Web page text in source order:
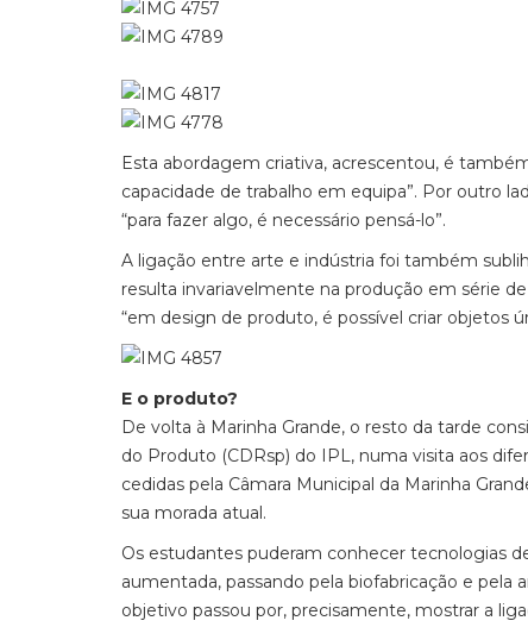
Esta abordagem criativa, acrescentou, é
capacidade de trabalho em equipa”. Por outro
“para fazer algo, é necessário pensá-lo”.
A ligação entre arte e indústria foi também
resulta invariavelmente na produção em série
“em design de produto, é possível criar objetos
E o produto?
De volta à Marinha Grande, o resto da tarde
do Produto (CDRsp) do IPL, numa visita aos
cedidas pela Câmara Municipal da Marinha
sua morada atual.
Os estudantes puderam conhecer tecnologias
aumentada, passando pela biofabricação e pela
objetivo passou por, precisamente, mostrar a